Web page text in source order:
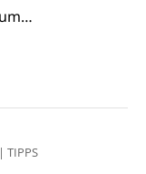
| TIPPS